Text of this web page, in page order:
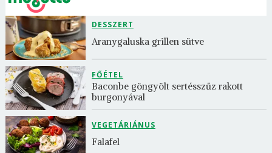
DESSZERT
Aranygaluska grillen sütve
FŐÉTEL
Baconbe göngyölt sertésszűz rakott
burgonyával
VEGETÁRIÁNUS
Falafel